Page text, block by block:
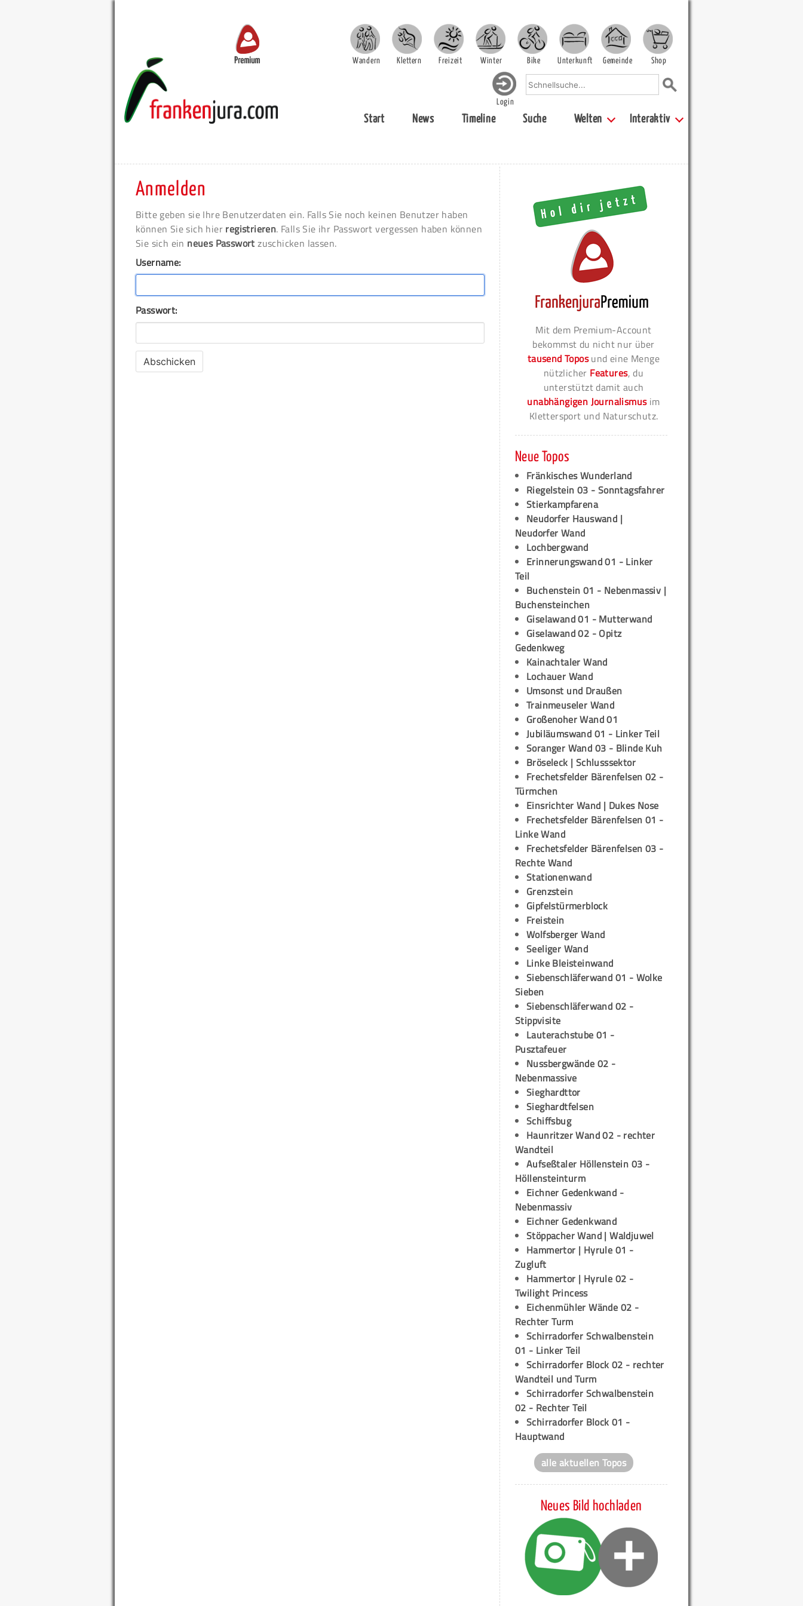
Premium Wandern Klettern Freizeit Winter Bike Unterkunft Gemeinde Shop
Login
Start News Timeline Suche Welten Interaktiv
Anmelden
Bitte geben sie Ihre Benutzerdaten ein. Falls Sie noch keinen Benutzer haben
können Sie sich hier registrieren. Falls Sie ihr Passwort vergessen haben können
Sie sich ein neues Passwort zuschicken lassen.
Username:
Passwort:
Mit dem Premium-Account
bekommst du nicht nur über
tausend Toposund eine Menge
nützlicher Features, du
unterstützt damit auch
unabhängigen Journalismusim
Klettersport und Naturschutz.
Neue Topos
Fränkisches Wunderland
Riegelstein 03 - Sonntagsfahrer
Stierkampfarena
Neudorfer Hauswand |
Neudorfer Wand
Lochbergwand
Erinnerungswand 01 - Linker
Teil
Buchenstein 01 - Nebenmassiv |
Buchensteinchen
Giselawand 01 - Mutterwand
Giselawand 02 - Opitz
Gedenkweg
Kainachtaler Wand
Lochauer Wand
Umsonst und Draußen
Trainmeuseler Wand
Großenoher Wand 01
Jubiläumswand 01 - Linker Teil
Soranger Wand 03 - Blinde Kuh
Bröseleck | Schlusssektor
Frechetsfelder Bärenfelsen 02 -
Türmchen
Einsrichter Wand | Dukes Nose
Frechetsfelder Bärenfelsen 01 -
Linke Wand
Frechetsfelder Bärenfelsen 03 -
Rechte Wand
Stationenwand
Grenzstein
Gipfelstürmerblock
Freistein
Wolfsberger Wand
Seeliger Wand
Linke Bleisteinwand
Siebenschläferwand 01 - Wolke
Sieben
Siebenschläferwand 02 -
Stippvisite
Lauterachstube 01 -
Pusztafeuer
Nussbergwände 02 -
Nebenmassive
Sieghardttor
Sieghardtfelsen
Schiffsbug
Haunritzer Wand 02 - rechter
Wandteil
Aufseßtaler Höllenstein 03 -
Höllensteinturm
Eichner Gedenkwand -
Nebenmassiv
Eichner Gedenkwand
Stöppacher Wand | Waldjuwel
Hammertor | Hyrule 01 -
Zugluft
Hammertor | Hyrule 02 -
Twilight Princess
Eichenmühler Wände 02 -
Rechter Turm
Schirradorfer Schwalbenstein
01 - Linker Teil
Schirradorfer Block 02 - rechter
Wandteil und Turm
Schirradorfer Schwalbenstein
02 - Rechter Teil
Schirradorfer Block 01 -
Hauptwand
alle aktuellen Topos
Neues Bild hochladen